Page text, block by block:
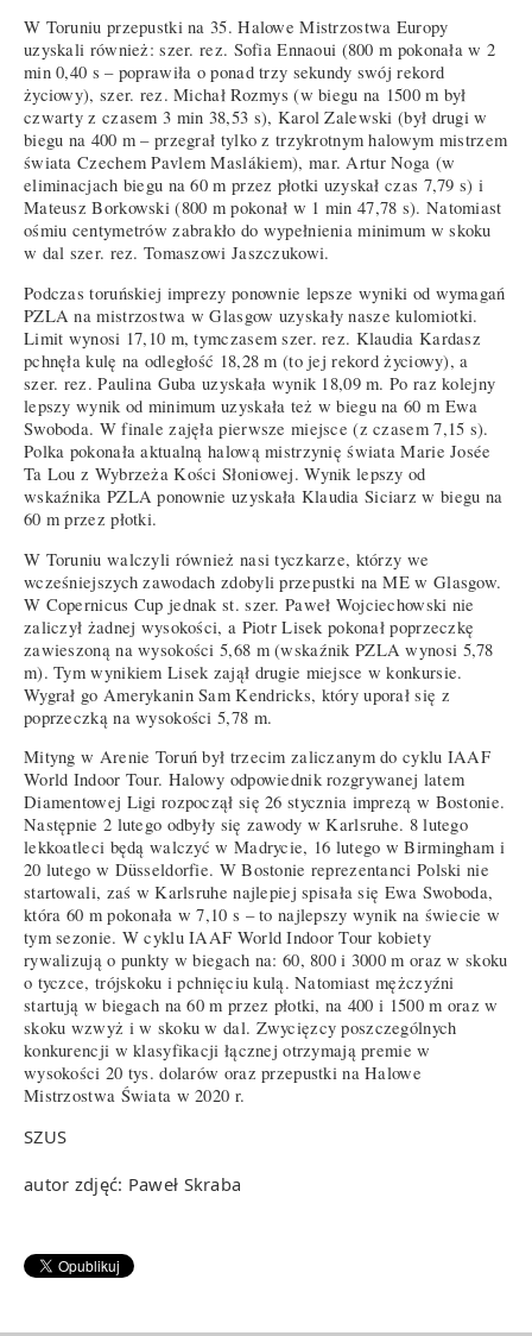
W Toruniu przepustki na 35. Halowe Mistrzostwa Europy
uzyskali również: szer. rez. Sofia Ennaoui (800 m pokonała w 2
min 0,40 s – poprawiła o ponad trzy sekundy swój rekord
życiowy), szer. rez. Michał Rozmys (w biegu na 1500 m był
czwarty z czasem 3 min 38,53 s), Karol Zalewski (był drugi w
biegu na 400 m – przegrał tylko z trzykrotnym halowym mistrzem
świata Czechem Pavlem Maslákiem), mar. Artur Noga (w
eliminacjach biegu na 60 m przez płotki uzyskał czas 7,79 s) i
Mateusz Borkowski (800 m pokonał w 1 min 47,78 s). Natomiast
ośmiu centymetrów zabrakło do wypełnienia minimum w skoku
w dal szer. rez. Tomaszowi Jaszczukowi.
Podczas toruńskiej imprezy ponownie lepsze wyniki od wymagań
PZLA na mistrzostwa w Glasgow uzyskały nasze kulomiotki.
Limit wynosi 17,10 m, tymczasem szer. rez. Klaudia Kardasz
pchnęła kulę na odległość 18,28 m (to jej rekord życiowy), a
szer. rez. Paulina Guba uzyskała wynik 18,09 m. Po raz kolejny
lepszy wynik od minimum uzyskała też w biegu na 60 m Ewa
Swoboda. W finale zajęła pierwsze miejsce (z czasem 7,15 s).
Polka pokonała aktualną halową mistrzynię świata Marie Josée
Ta Lou z Wybrzeża Kości Słoniowej. Wynik lepszy od
wskaźnika PZLA ponownie uzyskała Klaudia Siciarz w biegu na
60 m przez płotki.
W Toruniu walczyli również nasi tyczkarze, którzy we
wcześniejszych zawodach zdobyli przepustki na ME w Glasgow.
W Copernicus Cup jednak st. szer. Paweł Wojciechowski nie
zaliczył żadnej wysokości, a Piotr Lisek pokonał poprzeczkę
zawieszoną na wysokości 5,68 m (wskaźnik PZLA wynosi 5,78
m). Tym wynikiem Lisek zajął drugie miejsce w konkursie.
Wygrał go Amerykanin Sam Kendricks, który uporał się z
poprzeczką na wysokości 5,78 m.
Mityng w Arenie Toruń był trzecim zaliczanym do cyklu IAAF
World Indoor Tour. Halowy odpowiednik rozgrywanej latem
Diamentowej Ligi rozpoczął się 26 stycznia imprezą w Bostonie.
Następnie 2 lutego odbyły się zawody w Karlsruhe. 8 lutego
lekkoatleci będą walczyć w Madrycie, 16 lutego w Birmingham i
20 lutego w Düsseldorfie. W Bostonie reprezentanci Polski nie
startowali, zaś w Karlsruhe najlepiej spisała się Ewa Swoboda,
która 60 m pokonała w 7,10 s – to najlepszy wynik na świecie w
tym sezonie. W cyklu IAAF World Indoor Tour kobiety
rywalizują o punkty w biegach na: 60, 800 i 3000 m oraz w skoku
o tyczce, trójskoku i pchnięciu kulą. Natomiast mężczyźni
startują w biegach na 60 m przez płotki, na 400 i 1500 m oraz w
skoku wzwyż i w skoku w dal. Zwycięzcy poszczególnych
konkurencji w klasyfikacji łącznej otrzymają premie w
wysokości 20 tys. dolarów oraz przepustki na Halowe
Mistrzostwa Świata w 2020 r.
SZUS
autor zdjęć: Paweł Skraba